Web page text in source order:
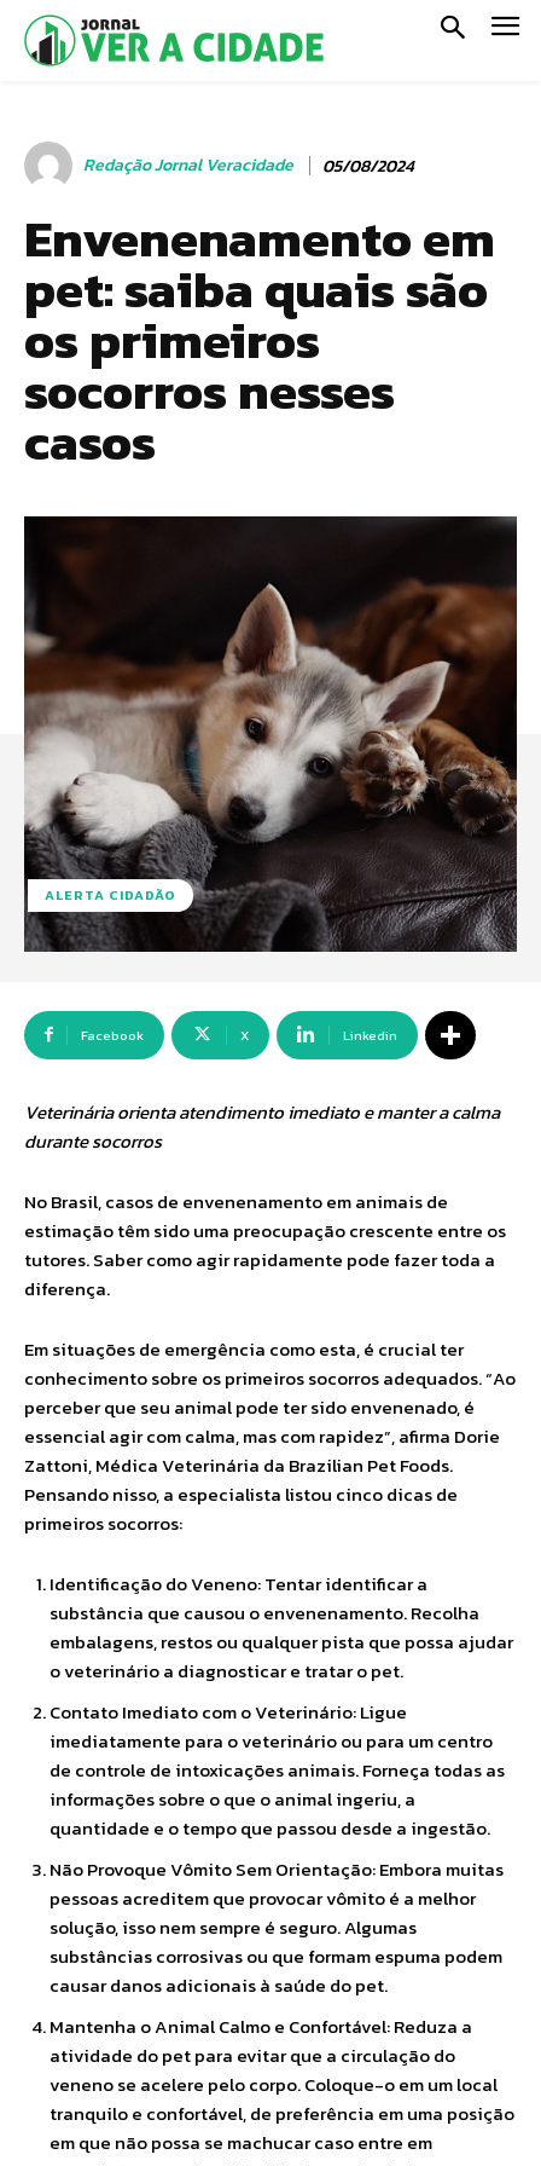
Redação Jornal Veracidade 05/08/2024
Envenenamento em
pet: saiba quais são
os primeiros
socorros nesses
casos
ALERTA CIDADÃO
Facebook X Linkedin
Veterinária orienta atendimento imediato e manter a calma
durante socorros
No Brasil, casos de envenenamento em animais de
estimação têm sido uma preocupação crescente entre os
tutores. Saber como agir rapidamente pode fazer toda a
diferença.
Em situações de emergência como esta, é crucial ter
conhecimento sobre os primeiros socorros adequados. “Ao
perceber que seu animal pode ter sido envenenado, é
essencial agir com calma, mas com rapidez”, afirma Dorie
Zattoni, Médica Veterinária da Brazilian Pet Foods.
Pensando nisso, a especialista listou cinco dicas de
primeiros socorros:
Identificação do Veneno: Tentar identificar a
substância que causou o envenenamento. Recolha
embalagens, restos ou qualquer pista que possa ajudar
o veterinário a diagnosticar e tratar o pet.
Contato Imediato com o Veterinário: Ligue
imediatamente para o veterinário ou para um centro
de controle de intoxicações animais. Forneça todas as
informações sobre o que o animal ingeriu, a
quantidade e o tempo que passou desde a ingestão.
Não Provoque Vômito Sem Orientação: Embora muitas
pessoas acreditem que provocar vômito é a melhor
solução, isso nem sempre é seguro. Algumas
substâncias corrosivas ou que formam espuma podem
causar danos adicionais à saúde do pet.
Mantenha o Animal Calmo e Confortável: Reduza a
atividade do pet para evitar que a circulação do
veneno se acelere pelo corpo. Coloque-o em um local
tranquilo e confortável, de preferência em uma posição
em que não possa se machucar caso entre em